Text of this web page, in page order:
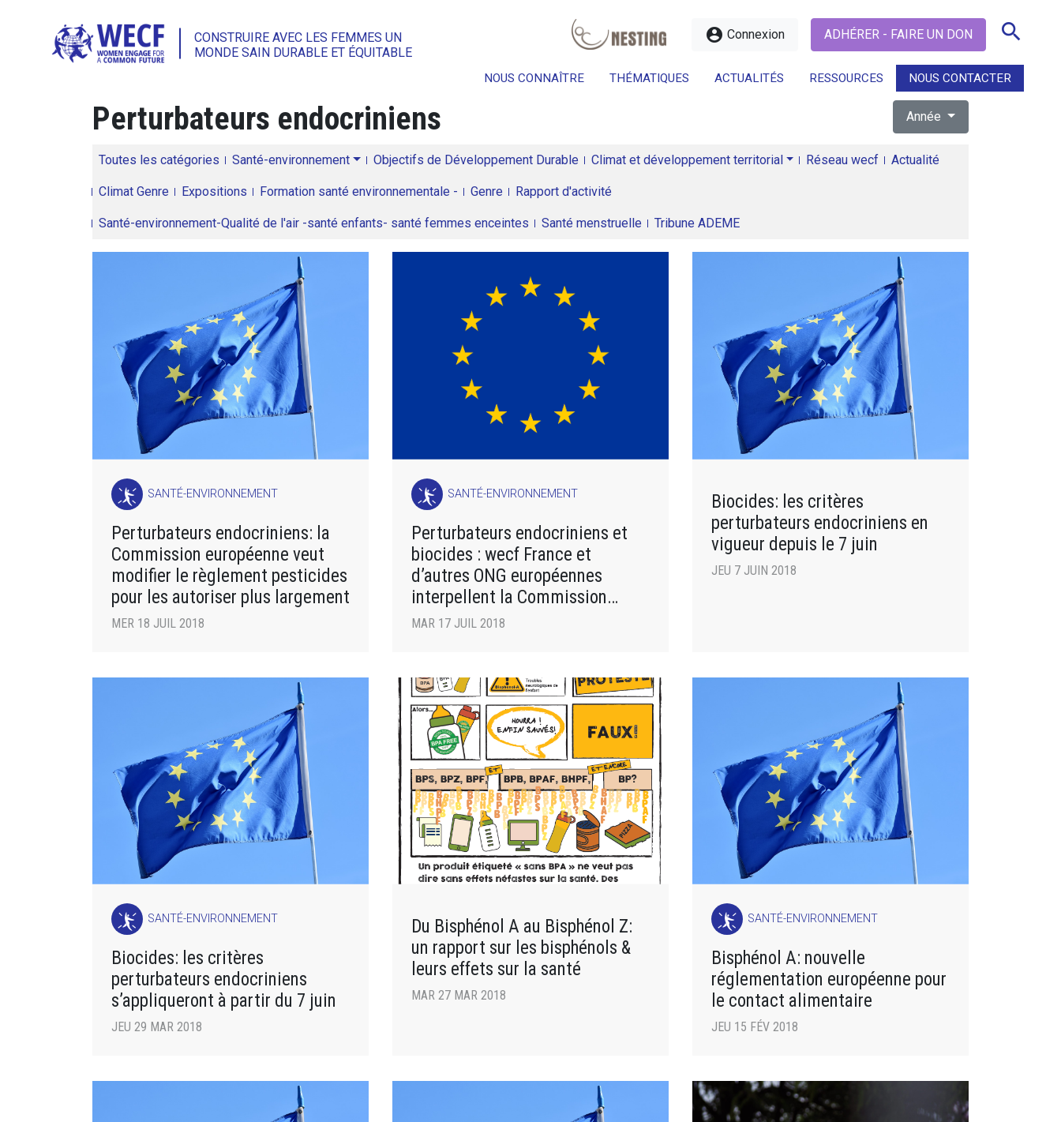
CONSTRUIRE AVEC LES FEMMES UN
MONDE SAIN DURABLE ET ÉQUITABLE
account_circle Connexion ADHÉRER - FAIRE UN DON search
NOUS CONNAÎTRE THÉMATIQUES ACTUALITÉS RESSOURCES NOUS CONTACTER
search
Perturbateurs endocriniens Année
Toutes les catégories Santé-environnement Objectifs de Développement Durable Climat et développement territorial Réseau wecf Actualité
Climat Genre Expositions Formation santé environnementale - Genre Rapport d'activité
Santé-environnement-Qualité de l'air -santé enfants- santé femmes enceintes Santé menstruelle Tribune ADEME
SANTÉ-ENVIRONNEMENT
Perturbateurs endocriniens: la
Commission européenne veut
modifier le règlement pesticides
pour les autoriser plus largement
MER 18 JUIL 2018
SANTÉ-ENVIRONNEMENT
Perturbateurs endocriniens et
biocides : wecf France et
d’autres ONG européennes
interpellent la Commission
européenne
MAR 17 JUIL 2018
Biocides: les critères
perturbateurs endocriniens en
vigueur depuis le 7 juin
JEU 7 JUIN 2018
SANTÉ-ENVIRONNEMENT
Biocides: les critères
perturbateurs endocriniens
s’appliqueront à partir du 7 juin
JEU 29 MAR 2018
Du Bisphénol A au Bisphénol Z:
un rapport sur les bisphénols &
leurs effets sur la santé
MAR 27 MAR 2018
SANTÉ-ENVIRONNEMENT
Bisphénol A: nouvelle
réglementation européenne pour
le contact alimentaire
JEU 15 FÉV 2018